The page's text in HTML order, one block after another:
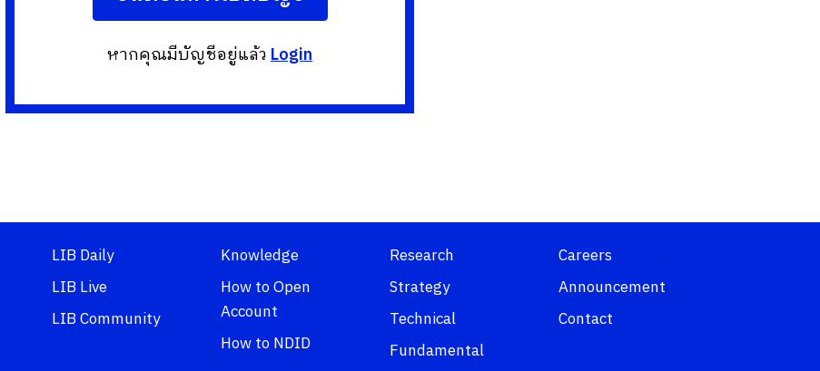
หากคุณมีบัญชีอยู่แล้วLogin
LIB Daily
LIB Live
LIB Community
Knowledge
How to Open
Account
How to NDID
Research
Strategy
Technical
Fundamental
Careers
Announcement
Contact